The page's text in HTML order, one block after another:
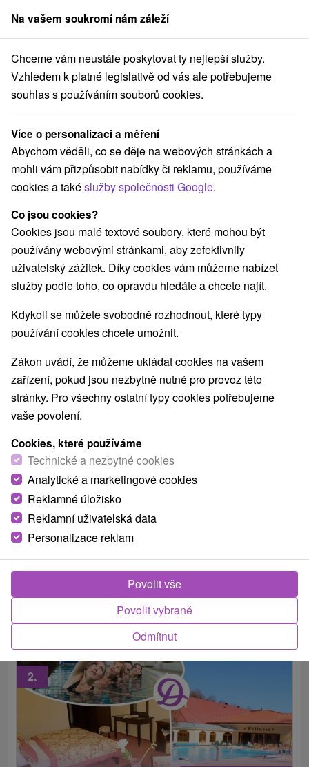
člen skupinySorger
Pobyty na Slovensku Pobyty v akci Vtáčnik
Pobyty v akci Vtáčnik
Kategorie
Všechny kategorie
Pobyty v akci(8)
Wellness pobyty(6) Víkendové pobyty(12)
Romantické pobyty
Rodinné pobyty(5)
Vyberte lokalitu nebo termín
Nejprodávanější
1.
Víkendový léčebný pobyt: Zasloužená
regenerace a odpočinek
Lázně Sklené Teplice
Od 2 Nocí
Plná Penze
Vychutnejte si léčivé účinky termálních pramenů,
relax v Jeskynní parní lázni a Lázni Marie Terezie,
dopřejte si masáž či rašelinovou koupel.
2.
Na vašem soukromí nám záleží
Chceme vám neustále poskytovat ty nejlepší služby.
Vzhledem k platné legislativě od vás ale potřebujeme
souhlas s používáním souborů cookies.
Více o personalizaci a měření
Abychom věděli, co se děje na webových stránkách a
mohli vám přizpůsobit nabídky či reklamu, používáme
cookies a takéslužby společnosti Google.
Co jsou cookies?
Cookies jsou malé textové soubory, které mohou být
používány webovými stránkami, aby zefektivnily
uživatelský zážitek. Díky cookies vám můžeme nabízet
služby podle toho, co opravdu hledáte a chcete najít.
Kdykoli se můžete svobodně rozhodnout, které typy
používání cookies chcete umožnit.
Zákon uvádí, že můžeme ukládat cookies na vašem
zařízení, pokud jsou nezbytně nutné pro provoz této
stránky. Pro všechny ostatní typy cookies potřebujeme
vaše povolení.
Cookies, které používáme
Technické a nezbytné cookies
Analytické a marketingové cookies
Reklamné úložisko
Reklamní uživatelská data
Personalizace reklam
Odmítnut
Povolit vybrané
Povolit vše